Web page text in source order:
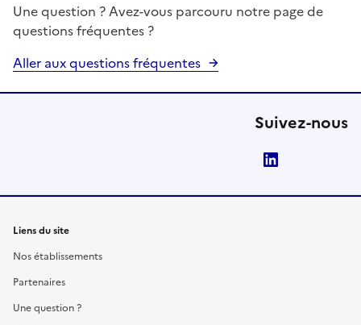
Une question ? Avez-vous parcouru notre page de
questions fréquentes ?
Aller aux questions fréquentes
Suivez-nous
Liens du site
Nos établissements
Partenaires
Une question ?